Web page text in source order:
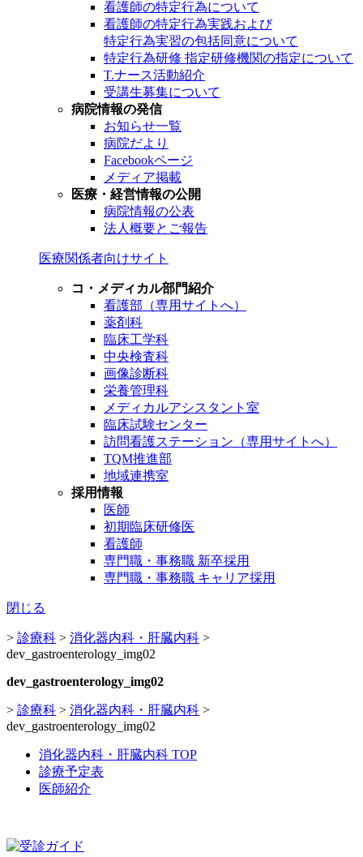
看護師の特定行為について
看護師の特定行為実践および
特定行為実習の包括同意について
特定行為研修 指定研修機関の指定について
T.ナース活動紹介
受講生募集について
病院情報の発信
お知らせ一覧
病院だより
Facebookページ
メディア掲載
医療・経営情報の公開
病院情報の公表
法人概要とご報告
医療関係者向けサイト
コ・メディカル部門紹介
看護部（専用サイトへ）
薬剤科
臨床工学科
中央検査科
画像診断科
栄養管理科
メディカルアシスタント室
臨床試験センター
訪問看護ステーション（専用サイトへ）
TQM推進部
地域連携室
採用情報
医師
初期臨床研修医
看護師
専門職・事務職 新卒採用
専門職・事務職 キャリア採用
閉じる
> 診療科 > 消化器内科・肝臓内科 >
dev_gastroenterology_img02
dev_gastroenterology_img02
> 診療科 > 消化器内科・肝臓内科 >
dev_gastroenterology_img02
消化器内科・肝臓内科 TOP
診療予定表
医師紹介